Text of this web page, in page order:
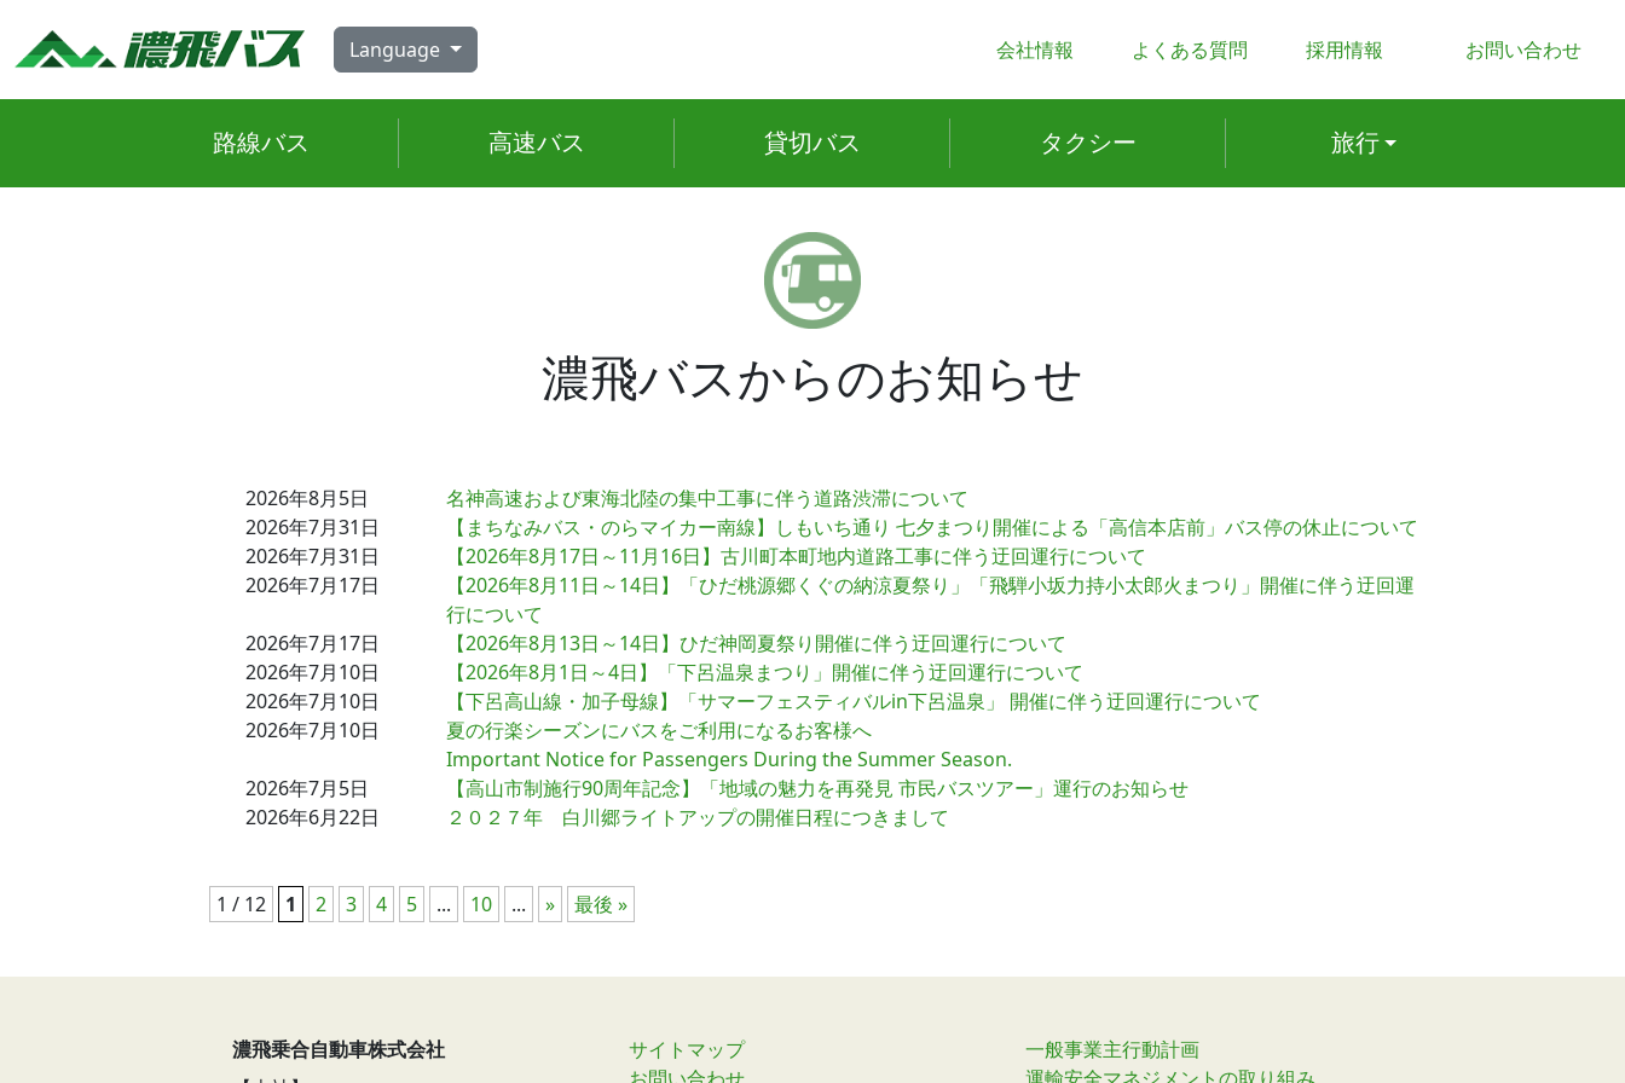
content
Language 会社情報 よくある質問 採用情報 お問い合わせ
路線バス 高速バス 貸切バス タクシー 旅行
濃飛バスからのお知らせ
2026年8月5日
名神高速および東海北陸の集中工事に伴う道路渋滞について
2026年7月31日
【まちなみバス・のらマイカー南線】しもいち通り 七夕まつり開催による「高信本店前」バス停の休止について
2026年7月31日
【2026年8月17日～11月16日】古川町本町地内道路工事に伴う迂回運行について
2026年7月17日
【2026年8月11日～14日】「ひだ桃源郷くぐの納涼夏祭り」「飛騨小坂力持小太郎火まつり」開催に伴う迂回運
行について
2026年7月17日
【2026年8月13日～14日】ひだ神岡夏祭り開催に伴う迂回運行について
2026年7月10日
【2026年8月1日～4日】「下呂温泉まつり」開催に伴う迂回運行について
2026年7月10日
【下呂高山線・加子母線】「サマーフェスティバルin下呂温泉」 開催に伴う迂回運行について
2026年7月10日
夏の行楽シーズンにバスをご利用になるお客様へ
Important Notice for Passengers During the Summer Season.
2026年7月5日
【高山市制施行90周年記念】「地域の魅力を再発見 市民バスツアー」運行のお知らせ
2026年6月22日
２０２７年 白川郷ライトアップの開催日程につきまして
1 / 12 1 2 3 4 5 ... 10 ... » 最後 »
濃飛乗合自動車株式会社
サイトマップ
一般事業主行動計画